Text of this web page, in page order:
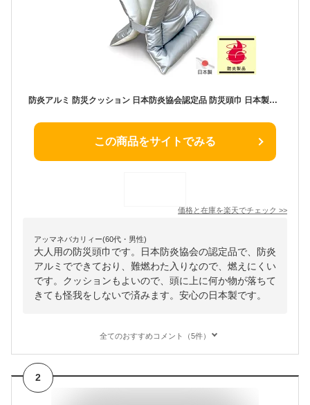
防炎アルミ 防災クッション 日本防炎協会認定品 防災頭巾 日本製洗える ゴム付き 燃えにくい 防炎製品 アルミニウム加工 難燃わた入り カネカロン(R) スーパーエクスター(R) 大人用 子供用 防災用品 防災グッズ 災害 避難 背もたれ クッション 国産
この商品をサイトでみる
価格と在庫を楽天でチェック >>
アッマネバカリィー(60代・男性)
大人用の防災頭巾です。日本防炎協会の認定品で、防炎
アルミでできており、難燃わた入りなので、燃えにくい
です。クッションもよいので、頭に上に何か物が落ちて
きても怪我をしないで済みます。安心の日本製です。
全てのおすすめコメント（5件）
2